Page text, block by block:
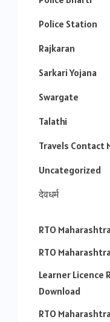
Police Station
Rajkaran
Sarkari Yojana
Swargate
Talathi
Travels Contact
Uncategorized
देवधर्म
RTO
RTO
Learner Licence
Download
RTO